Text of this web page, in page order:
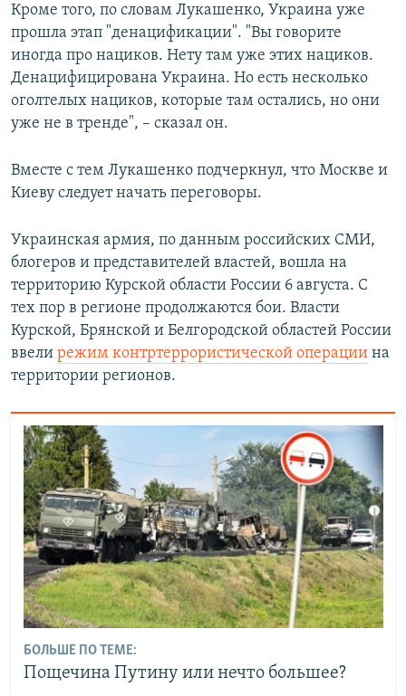
Кроме того, по словам Лукашенко, Украина уже
прошла этап "денацификации". "Вы говорите
иногда про нациков. Нету там уже этих нациков.
Денацифицирована Украина. Но есть несколько
оголтелых нациков, которые там остались, но они
уже не в тренде", – сказал он.
Вместе с тем Лукашенко подчеркнул, что Москве и
Киеву следует начать переговоры.
Украинская армия, по данным российских СМИ,
блогеров и представителей властей, вошла на
территорию Курской области России 6 августа. С
тех пор в регионе продолжаются бои. Власти
Курской, Брянской и Белгородской областей России
ввели режим контртеррористической операции на
территории регионов.
БОЛЬШЕ ПО ТЕМЕ:
Пощечина Путину или нечто большее?